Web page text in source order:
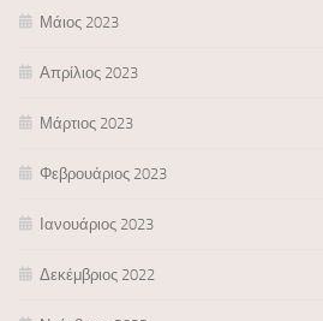
Μάιος 2023
Απρίλιος 2023
Μάρτιος 2023
Φεβρουάριος 2023
Ιανουάριος 2023
Δεκέμβριος 2022